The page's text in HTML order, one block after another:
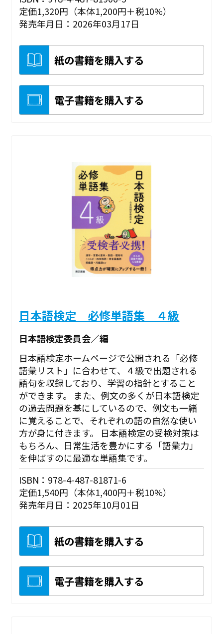
定価1,320円（本体1,200円＋税10%）
発売年月日：2026年03月17日
紙の書籍を購入する
電子書籍を購入する
日本語検定 必修単語集 ４級
日本語検定委員会／編
日本語検定ホームページで公開される「必修
語彙リスト」に合わせて、４級で出題される
語句を収録しており、学習の指針とすること
ができます。 また、例文の多くが日本語検定
の過去問題を基にしているので、例文も一緒
に覚えることで、それぞれの語の自然な使い
方が身に付きます。 日本語検定の受検対策は
もちろん、日常生活を豊かにする「語彙力」
を伸ばすのに最適な単語集です。
ISBN：978-4-487-81871-6
定価1,540円（本体1,400円＋税10%）
発売年月日：2025年10月01日
紙の書籍を購入する
電子書籍を購入する